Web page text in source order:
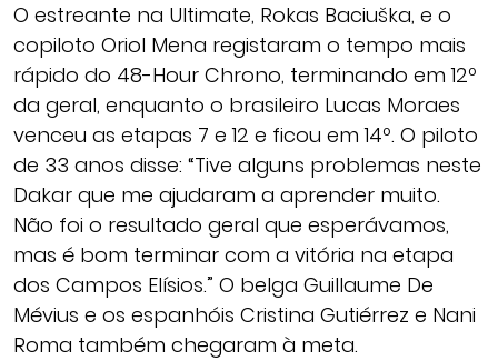
O estreante na Ultimate, Rokas Baciuška, e o
copiloto Oriol Mena registaram o tempo mais
rápido do 48-Hour Chrono, terminando em 12º
da geral, enquanto o brasileiro Lucas Moraes
venceu as etapas 7 e 12 e ficou em 14º. O piloto
de 33 anos disse: “Tive alguns problemas neste
Dakar que me ajudaram a aprender muito.
Não foi o resultado geral que esperávamos,
mas é bom terminar com a vitória na etapa
dos Campos Elísios.” O belga Guillaume De
Mévius e os espanhóis Cristina Gutiérrez e Nani
Roma também chegaram à meta.